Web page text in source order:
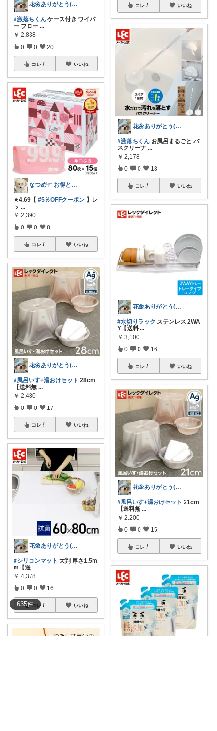
635件
花🌼ありがとう(*･ω･)*_ _)ﾍ
#激落ちくん ケース付き ワイパ
ー フロー ...
￥ 2,838
0 0 20
コレ いいね
なつめ⿻ お得と洗練アイテム探し🐾
★4.69【 #5％OFFクーポン 】レ
ッ ...
￥ 2,390
0 0 8
コレ いいね
花🌼ありがとう(*･ω･)*_ _)ﾍ
#風呂いす+湯おけセット 28cm
【送料無 ...
￥ 2,480
0 0 17
コレ いいね
花🌼ありがとう(*･ω･)*_ _)ﾍ
#シリコンマット 大判 厚さ1.5m
m【送 ...
￥ 4,378
0 0 16
コレ いいね
コレ いいね
花🌼ありがとう(*･ω･)*_ _)ﾍ
#激落ちくん お風呂まるごと バ
スクリーナ ...
￥ 2,178
0 0 18
コレ いいね
花🌼ありがとう(*･ω･)*_ _)ﾍ
#水切りラック ステンレス 2WA
Y【送料 ...
￥ 3,100
0 0 16
コレ いいね
花🌼ありがとう(*･ω･)*_ _)ﾍ
#風呂いす+湯おけセット 21cm
【送料無 ...
￥ 2,200
0 0 15
コレ いいね